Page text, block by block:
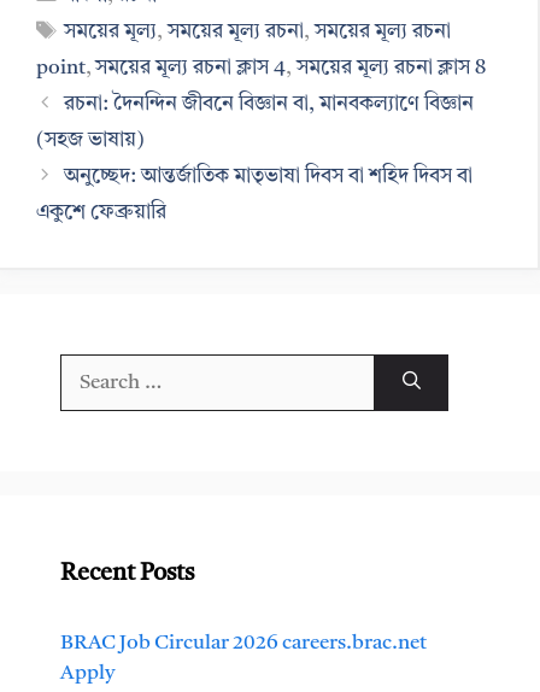
Tags
সময়ের মূল্য,সময়ের মূল্য রচনা,সময়ের মূল্য রচনা
point,সময়ের মূল্য রচনা ক্লাস 4,সময়ের মূল্য রচনা ক্লাস 8
রচনা: দৈনন্দিন জীবনে বিজ্ঞান বা, মানবকল্যাণে বিজ্ঞান
(সহজ ভাষায়)
অনুচ্ছেদ: আন্তর্জাতিক মাতৃভাষা দিবস বা শহিদ দিবস বা
একুশে ফেব্রুয়ারি
Recent Posts
BRAC Job Circular 2026 careers.brac.net
Apply